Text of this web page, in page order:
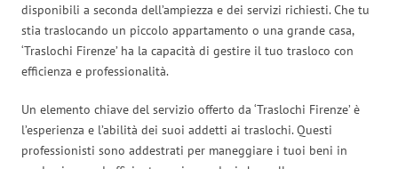
disponibili a seconda dell’ampiezza e dei servizi richiesti. Che tu
stia traslocando un piccolo appartamento o una grande casa,
‘Traslochi Firenze’ ha la capacità di gestire il tuo trasloco con
efficienza e professionalità.
Un elemento chiave del servizio offerto da ‘Traslochi Firenze’ è
l’esperienza e l’abilità dei suoi addetti ai traslochi. Questi
professionisti sono addestrati per maneggiare i tuoi beni in